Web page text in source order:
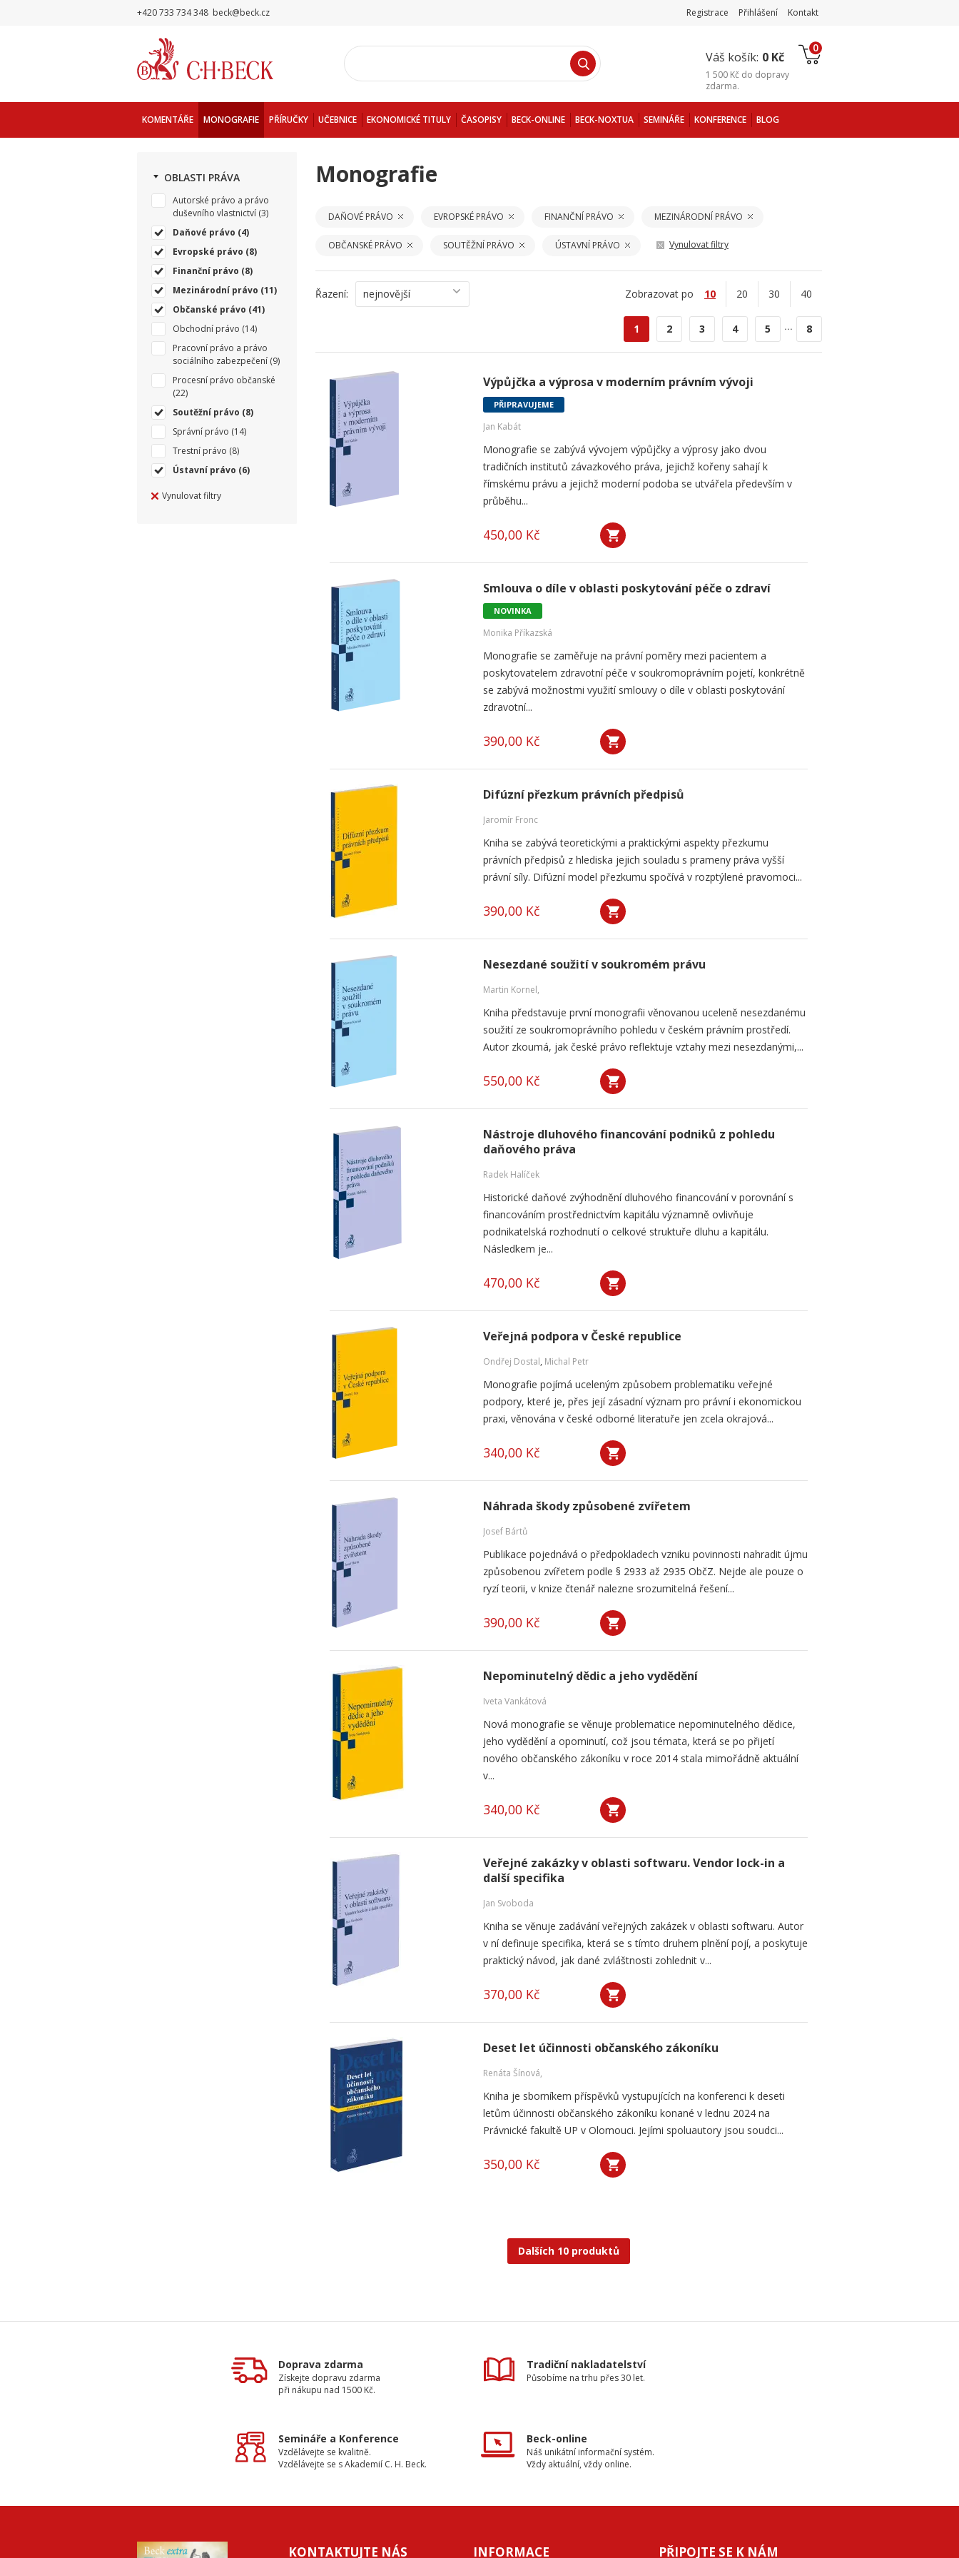
+420 733 734 348 beck@beck.cz Registrace Přihlášení Kontakt
Váš košík: 0 Kč
0
1 500 Kč do dopravy
zdarma.
KOMENTÁŘE MONOGRAFIE PŘÍRUČKY UČEBNICE EKONOMICKÉ TITULY ČASOPISY BECK-ONLINE BECK-NOXTUA SEMINÁŘE KONFERENCE BLOG
OBLASTI PRÁVA
Autorské právo a právo
duševního vlastnictví (3)
Daňové právo (4)
Evropské právo (8)
Finanční právo (8)
Mezinárodní právo (11)
Občanské právo (41)
Obchodní právo (14)
Pracovní právo a právo
sociálního zabezpečení (9)
Procesní právo občanské
(22)
Soutěžní právo (8)
Správní právo (14)
Trestní právo (8)
Ústavní právo (6)
Vynulovat filtry
Monografie
DAŇOVÉ PRÁVO EVROPSKÉ PRÁVO FINANČNÍ PRÁVO MEZINÁRODNÍ PRÁVO
OBČANSKÉ PRÁVO SOUTĚŽNÍ PRÁVO ÚSTAVNÍ PRÁVO Vynulovat filtry
Řazení: nejnovější Zobrazovat po 10 20 30 40
1 2 3 4 5 ... 8
Výpůjčka a výprosa v moderním právním vývoji
PŘIPRAVUJEME
Jan Kabát
Monografie se zabývá vývojem výpůjčky a výprosy jako dvou
tradičních institutů závazkového práva, jejichž kořeny sahají k
římskému právu a jejichž moderní podoba se utvářela především v
průběhu...
450,00 Kč
Smlouva o díle v oblasti poskytování péče o zdraví
NOVINKA
Monika Příkazská
Monografie se zaměřuje na právní poměry mezi pacientem a
poskytovatelem zdravotní péče v soukromoprávním pojetí, konkrétně
se zabývá možnostmi využití smlouvy o díle v oblasti poskytování
zdravotní...
390,00 Kč
Difúzní přezkum právních předpisů
Jaromír Fronc
Kniha se zabývá teoretickými a praktickými aspekty přezkumu
právních předpisů z hlediska jejich souladu s prameny práva vyšší
právní síly. Difúzní model přezkumu spočívá v rozptýlené pravomoci...
390,00 Kč
Nesezdané soužití v soukromém právu
Martin Kornel,
Kniha představuje první monografii věnovanou uceleně nesezdanému
soužití ze soukromoprávního pohledu v českém právním prostředí.
Autor zkoumá, jak české právo reflektuje vztahy mezi nesezdanými,...
550,00 Kč
Nástroje dluhového financování podniků z pohledu
daňového práva
Radek Halíček
Historické daňové zvýhodnění dluhového financování v porovnání s
financováním prostřednictvím kapitálu významně ovlivňuje
podnikatelská rozhodnutí o celkové struktuře dluhu a kapitálu.
Následkem je...
470,00 Kč
Veřejná podpora v České republice
Ondřej Dostal, Michal Petr
Monografie pojímá uceleným způsobem problematiku veřejné
podpory, které je, přes její zásadní význam pro právní i ekonomickou
praxi, věnována v české odborné literatuře jen zcela okrajová...
340,00 Kč
Náhrada škody způsobené zvířetem
Josef Bártů
Publikace pojednává o předpokladech vzniku povinnosti nahradit újmu
způsobenou zvířetem podle § 2933 až 2935 ObčZ. Nejde ale pouze o
ryzí teorii, v knize čtenář nalezne srozumitelná řešení...
390,00 Kč
Nepominutelný dědic a jeho vydědění
Iveta Vankátová
Nová monografie se věnuje problematice nepominutelného dědice,
jeho vydědění a opominutí, což jsou témata, která se po přijetí
nového občanského zákoníku v roce 2014 stala mimořádně aktuální
v...
340,00 Kč
Veřejné zakázky v oblasti softwaru. Vendor lock-in a
další specifika
Jan Svoboda
Kniha se věnuje zadávání veřejných zakázek v oblasti softwaru. Autor
v ní definuje specifika, která se s tímto druhem plnění pojí, a poskytuje
praktický návod, jak dané zvláštnosti zohlednit v...
370,00 Kč
Deset let účinnosti občanského zákoníku
Renáta Šínová,
Kniha je sborníkem příspěvků vystupujících na konferenci k deseti
letům účinnosti občanského zákoníku konané v lednu 2024 na
Právnické fakultě UP v Olomouci. Jejími spoluautory jsou soudci...
350,00 Kč
Dalších 10 produktů
Doprava zdarma
Získejte dopravu zdarma
při nákupu nad 1500 Kč.
Tradiční nakladatelství
Působíme na trhu přes 30 let.
Semináře a Konference
Vzdělávejte se kvalitně.
Vzdělávejte se s Akademií C. H. Beck.
Beck-online
Náš unikátní informační systém.
Vždy aktuální, vždy online.
KONTAKTUJTE NÁS INFORMACE PŘIPOJTE SE K NÁM